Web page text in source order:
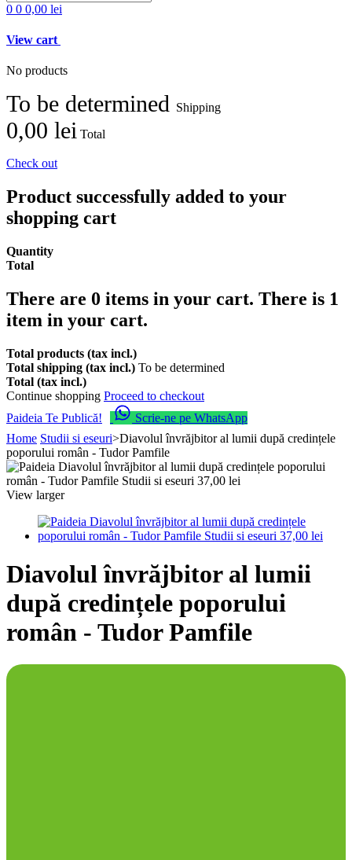
0 0 0,00 lei
View cart
No products
To be determined Shipping
0,00 lei Total
Check out
Product successfully added to your
shopping cart
Quantity
Total
There are 0 items in your cart. There is 1
item in your cart.
Total products (tax incl.)
Total shipping (tax incl.) To be determined
Total (tax incl.)
Continue shopping Proceed to checkout
Paideia Te Publică!
Scrie-ne pe WhatsApp
Home Studii si eseuri>Diavolul învrăjbitor al lumii după credințele
poporului român - Tudor Pamfile
View larger
Diavolul învrăjbitor al lumii
după credințele poporului
român - Tudor Pamfile